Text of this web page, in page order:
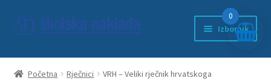
Izbornik
Početna
Početna Rječnici
VRH – Veliki rječnik hrvatskoga
0